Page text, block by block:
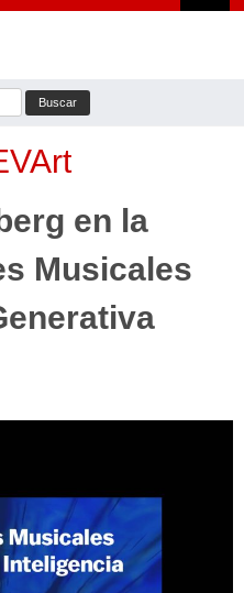
en la
Musicales